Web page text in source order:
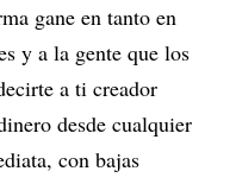
gane en tanto en
y a la gente que los
a ti creador
desde cualquier
con bajas